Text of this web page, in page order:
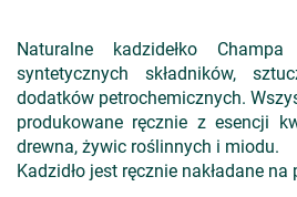
Naturalne kadzidełko
syntetycznych składników,
dodatków petrochemicznych.
produkowane ręcznie z esencji
drewna, żywic roślinnych i miodu.
Kadzidło jest ręcznie nakładane